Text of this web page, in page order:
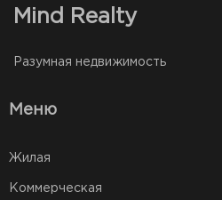
Mind Realty
Разумная недвижимость
Меню
Жилая
Коммерческая